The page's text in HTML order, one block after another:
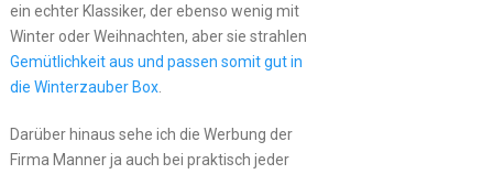
ein echter Klassiker, der ebenso wenig mit
Winter oder Weihnachten, aber sie strahlen
Gemütlichkeit aus und passen somit gut in
die Winterzauber Box.
Darüber hinaus sehe ich die Werbung der
Firma Manner ja auch bei praktisch jeder